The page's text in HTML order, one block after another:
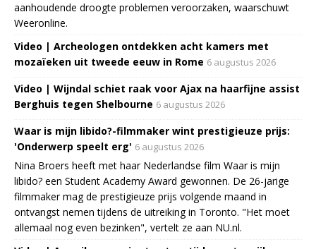
aanhoudende droogte problemen veroorzaken, waarschuwt
Weeronline.
Video | Archeologen ontdekken acht kamers met
mozaïeken uit tweede eeuw in Rome 6 augustus 2026
Video | Wijndal schiet raak voor Ajax na haarfijne assist
Berghuis tegen Shelbourne 6 augustus 2026
Waar is mijn libido?-filmmaker wint prestigieuze prijs:
'Onderwerp speelt erg' 6 augustus 2026
Nina Broers heeft met haar Nederlandse film Waar is mijn
libido? een Student Academy Award gewonnen. De 26-jarige
filmmaker mag de prestigieuze prijs volgende maand in
ontvangst nemen tijdens de uitreiking in Toronto. "Het moet
allemaal nog even bezinken", vertelt ze aan NU.nl.